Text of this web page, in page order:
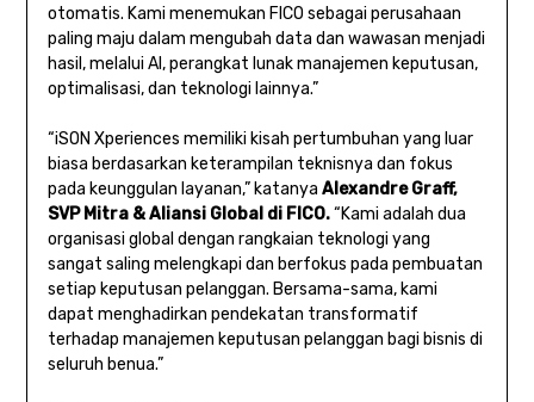
otomatis. Kami menemukan FICO sebagai perusahaan
paling maju dalam mengubah data dan wawasan menjadi
hasil, melalui AI, perangkat lunak manajemen keputusan,
optimalisasi, dan teknologi lainnya.”
“iSON Xperiences memiliki kisah pertumbuhan yang luar
biasa berdasarkan keterampilan teknisnya dan fokus
pada keunggulan layanan,” katanya Alexandre Graff,
SVP Mitra & Aliansi Global di FICO.“Kami adalah dua
organisasi global dengan rangkaian teknologi yang
sangat saling melengkapi dan berfokus pada pembuatan
setiap keputusan pelanggan. Bersama-sama, kami
dapat menghadirkan pendekatan transformatif
terhadap manajemen keputusan pelanggan bagi bisnis di
seluruh benua.”